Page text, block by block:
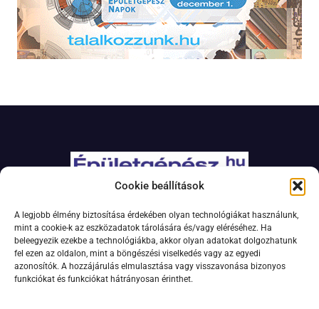
Cookie beállítások
A legjobb élmény biztosítása érdekében olyan technológiákat használunk,
mint a cookie-k az eszközadatok tárolására és/vagy eléréséhez. Ha
beleegyezik ezekbe a technológiákba, akkor olyan adatokat dolgozhatunk
fel ezen az oldalon, mint a böngészési viselkedés vagy az egyedi
azonosítók. A hozzájárulás elmulasztása vagy visszavonása bizonyos
funkciókat és funkciókat hátrányosan érinthet.
Adatkezelési szabályzat
Jogi nyilatkozat
Kapcsolat
Impresszum